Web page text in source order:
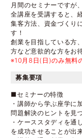
月間のセミナーですが、
全講座を受講すると、
集客方法、資金づくり
す！
創業を目指している方
方など意欲的な方をお
※10月8日(日)のみ無料
募集要項
■セミナーの特徴
・講師から学ぶ座学に
問題解決のヒントを見
・ケーススタディを通
を成功させることが出